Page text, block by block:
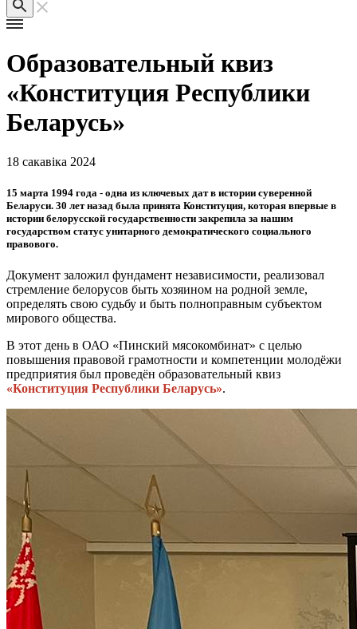
Образовательный квиз
«Конституция Республики
Беларусь»
18 сакавіка 2024
15 марта 1994 года - одна из ключевых дат в истории суверенной
Беларуси. 30 лет назад была принята Конституция, которая впервые в
истории белорусской государственности закрепила за нашим
государством статус унитарного демократического социального
правового.
Документ заложил фундамент независимости, реализовал
стремление белорусов быть хозяином на родной земле,
определять свою судьбу и быть полноправным субъектом
мирового общества.
В этот день в ОАО «Пинский мясокомбинат» с целью
повышения правовой грамотности и компетенции молодёжи
предприятия был проведён образовательный квиз
«Конституция Республики Беларусь».